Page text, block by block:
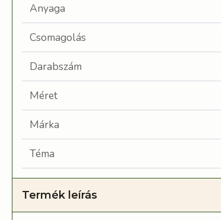
Anyaga
Csomagolás
Darabszám
Méret
Márka
Téma
Termék leírás